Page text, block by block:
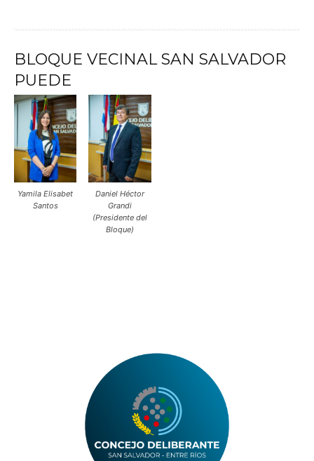
BLOQUE VECINAL SAN SALVADOR
PUEDE
Yamila Elisabet
Santos
Daniel Héctor
Grandi
(Presidente del
Bloque)